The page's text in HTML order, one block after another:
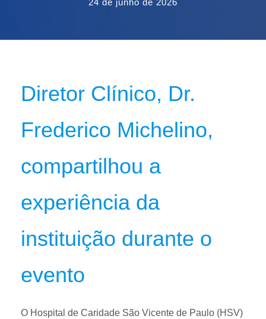
24 de junho de 2026
Diretor Clínico, Dr.
Frederico Michelino,
compartilhou a
experiência da
instituição durante o
evento
O Hospital de Caridade São Vicente de Paulo (HSV)